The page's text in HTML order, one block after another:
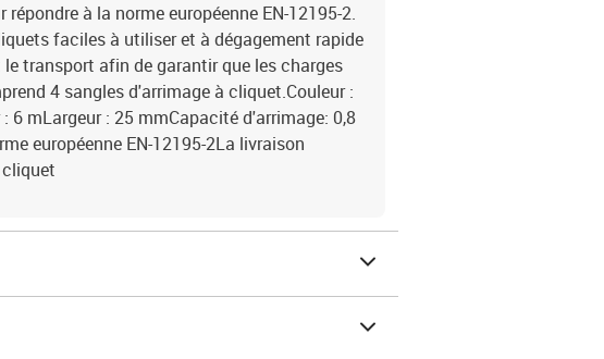
à la norme européenne EN-12195-2.
faciles à utiliser et à dégagement rapide
transport afin de garantir que les charges
4 sangles d'arrimage à cliquet.Couleur :
6 mLargeur : 25 mmCapacité d'arrimage: 0,8
européenne EN-12195-2La livraison